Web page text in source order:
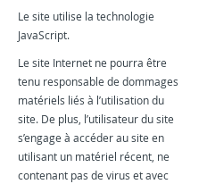
Le site utilise la technologie
JavaScript.
Le site Internet ne pourra être
tenu responsable de dommages
matériels liés à l’utilisation du
site. De plus, l’utilisateur du site
s’engage à accéder au site en
utilisant un matériel récent, ne
contenant pas de virus et avec